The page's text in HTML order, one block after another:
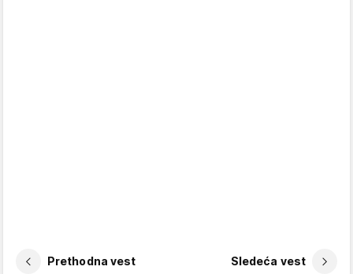
Prethodna vest Sledeća vest